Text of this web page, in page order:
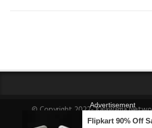
© Copyright 2022- Kalawama
About Us Fact-Checking Policy